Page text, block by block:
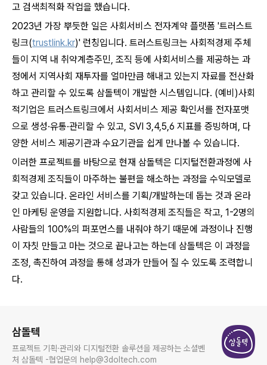
고 검색최적화 작업을 했습니다.
2023년 가장 뿌듯한 일은 사회서비스 전자계약 플랫폼 '트러스트
링크(trustlink.kr)' 런칭입니다. 트러스트링크는 사회적경제 주체
들이 지역 내 취약계층주민, 조직 등에 사회서비스를 제공하는 과
정에서 지역사회 재투자를 얼마만큼 해내고 있는지 자료를 전산화
하고 관리할 수 있도록 삼돌텍이 개발한 시스템입니다. (예비)사회
적기업은 트러스트링크에서 사회서비스 제공 확인서를 전자포맷
으로 생성·유통·관리할 수 있고, SVI 3,4,5,6 지표를 증빙하며, 다
양한 서비스 제공기관과 수요기관을 쉽게 만나볼 수 있습니다.
이러한 프로젝트를 바탕으로 현재 삼돌텍은 디지털전환과정에 사
회적경제 조직들이 마주하는 불편을 해소하는 과정을 수익모델로
갖고 있습니다. 온라인 서비스를 기획/개발하는데 돕는 것과 온라
인 마케팅 운영을 지원합니다. 사회적경제 조직들은 작고, 1-2명의
사람들의 100%의 퍼포먼스를 내줘야 하기 때문에 과정이나 진행
이 자칫 만들고 마는 것으로 끝나고는 하는데 삼돌텍은 이 과정을
조정, 촉진하여 과정을 통해 성과가 만들어 질 수 있도록 조력합니
다.
삼돌텍
프로젝트 기획·관리와 디지털전환 솔루션을 제공하는 소셜벤
처 삼돌텍 -협업문의 help@3doltech.com